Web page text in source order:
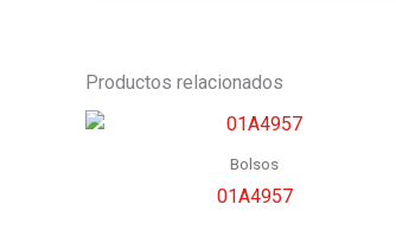
Productos relacionados
Bolsos
01A4957